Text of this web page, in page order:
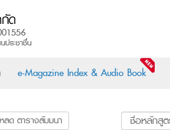
e-Magazine Index & Audio Book
ลด ตารางสัมมนา